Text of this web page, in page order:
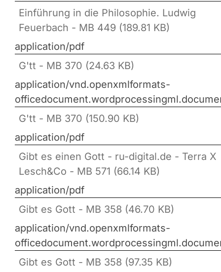
Einführung in die Philosophie. Ludwig
Feuerbach - MB 449 (189.81 KB)
application/pdf
G'tt - MB 370 (24.63 KB)
application/vnd.openxmlformats-
G'tt - MB 370 (150.90 KB)
application/pdf
Gibt es einen Gott - ru-digital.de - Terra X
Lesch&Co - MB 571 (66.14 KB)
application/pdf
Gibt es Gott - MB 358 (46.70 KB)
application/vnd.openxmlformats-
Gibt es Gott - MB 358 (97.35 KB)